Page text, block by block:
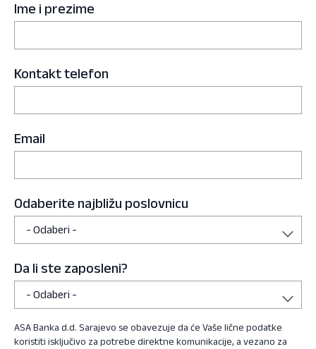
Ime i prezime
Kontakt telefon
Email
Odaberite najbližu poslovnicu
Da li ste zaposleni?
ASA Banka d.d. Sarajevo se obavezuje da će Vaše lične podatke
koristiti isključivo za potrebe direktne komunikacije, a vezano za